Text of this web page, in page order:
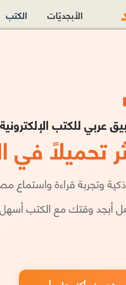
الأبجديّات الكتب